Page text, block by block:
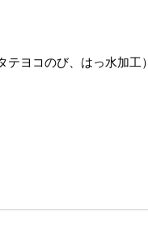
ヨコのび、はっ水加工）